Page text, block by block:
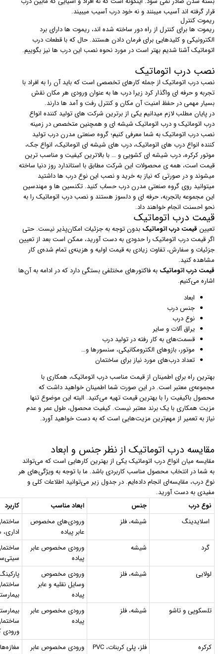
قرار گرفته اند آسیب میبنند و نه خود درب آسیب میبیند.
ریموت کنترل
ریموت ها برای کنترل از راه دور ساخته شده اند، ریموت ها دارای برد
الکترونیکی و کلیدهایی برای فرمان دادن هستند. حال که با قطعات درب
اتوماتیک آشنا شدیم بهتر است در مورد نحوه نصب این درب ها نیز بگوییم.
نصب درب اتوماتیک
نصب درب اتوماتیک از جمله کارهای تخصصی است که باید آن را به افراد با
تجربه و حرفه ای واگذار کرد زیرا درب ها به عنوان ورودی هر مکان نقش
بسیار مهمی در حفظ امنیت آن مکان و کنترل رفت و آمد ها دارند.
در پایان مطلب لازم میدانیم یکی از برترین شرکت های تولید کننده انواع
درب اتوماتیک و درب اتوماتیک شیشه ای و همچنین متخصص در زمینه
نصب درب اتوماتیک به شما معرفی کنیم؛ گروه صنعتی مدرن درب تولید
کننده انواع درب های اتوماتیک، درب های شیشه ای اتوماتیک، انواع جک،
موتور کرکره، درب شیشه ای کشویی و … با بالاترین کیفیت و مناسب ترین
قیمت است، همه ی محصولات این شرکت مطابق با استاندارد روز دنیا ساخته
میشوند و در صورتی که نیاز به خرید و نصب این نوع درب ها داشتید
میتوانید روی گروه صنعتی مدرن درب حساب کنید. تکنسین ها و مهندسین
این مجموعه باتجربه، حرفه ای و دلسوز هستند و نصب درب اتوماتیک را به
نحو احسنت انجام خواهند داد.
قیمت درب اتوماتیک
تعیین قیمت درب اتوماتیک بدون توجه به جزئیات امکان‌پذیر نیست. حتی
اگر قیمت درب اتوماتیک را حدودی به دست آورید،‌ ممکن است بعد از تعیین
جزئیات و سفارش، تفاوت زیادی به قیمت اولیه و هزینه‌ی تمام شده‌ی کار
مشاهده کنید.
قیمت درب اتوماتیک به فاکتورهای مختلفی بستگی دارد که در ادامه به آن‌ها
اشاره می‌کنیم.
ابعاد
جنس درب
نوع درب
یراق آلات و سایر
قسمت‌های به کار رفته در تولید درب
موتور،‌ بازوهای الکترومکانیکی، سنسورها و…
تعداد درب‌های مورد نیاز برای ساختمان
بهترین راه برای اطمینان از قیمت مناسب درب اتوماتیک، همکاری با
مجموعه‌ی معتبر است. در این صورت شما اطمینان خواهید داشت که
محصول باکیفیت را با بهترین قیمت تهیه می‌کنید. البته این موضوع تنها
مزیت همکاری با یک برند معتبر نیست. کیفیت محصول، طول عمر و عدم
نیاز به تعمیر از مهم‌ترین مزیت‌هایی است که به دست خواهید آورد.
مقایسه درب اتوماتیک از نظر جنس و ابعاد
مقایسه میان انواع درب اتوماتیک یکی از بهترین کارهایی است که می‌تواند
به شما در انتخاب محصول مناسب کاربردی باشد. ما با توجه به ویژگی‌های هر
نوع درب، مقایسه‌ای انجام داده‌ایم. در جدول زیر می‌توانید اطلاعات کلی و
مفیدی به دست آورید.
نوع درب
جنس ابعاد مناسب
کاربرد
اسلایدینگ
شیشه، فلز
ورودی‌های مخصوص
عابر پیاده
گرد
شیشه
ورودی مخصوص عابر
پیاده
لولایی
شیشه، فلز
ورودی مخصوص
وسایل نقلیه و عابر
پیاده
تلسکوپی و تاشو
شیشه، فلز
ورودی مخصوص عابر
پیاده
ورودی
کرکره
فلز، پلی کربنات، PVC
ورودی مخصوص عابر